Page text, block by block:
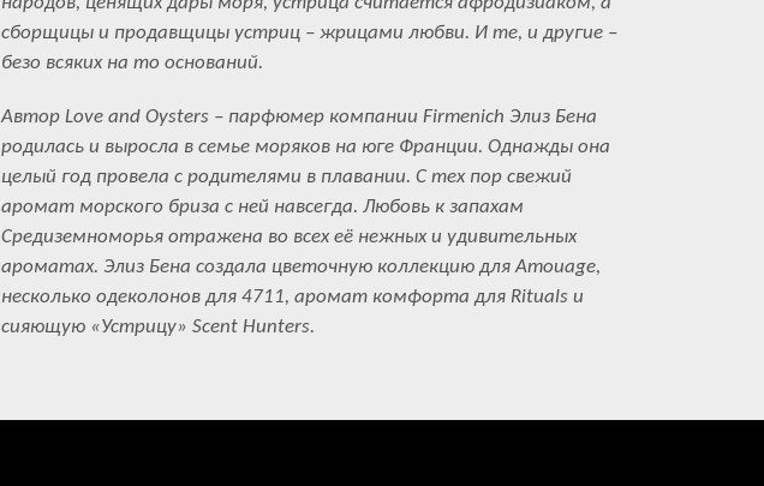
сборщицы и продавщицы устриц – жрицами любви. И те, и другие –
безо всяких на то оснований.
Автор Love and Oysters – парфюмер компании Firmenich Элиз Бена
родилась и выросла в семье моряков на юге Франции. Однажды она
целый год провела с родителями в плавании. С тех пор свежий
аромат морского бриза с ней навсегда. Любовь к запахам
Средиземноморья отражена во всех её нежных и удивительных
ароматах. Элиз Бена создала цветочную коллекцию для Amouage,
несколько одеколонов для 4711, аромат комфорта для Rituals и
сияющую «Устрицу» Scent Hunters.